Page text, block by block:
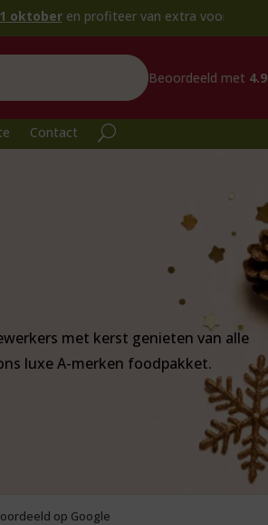
van extra voordeel!
Beoordeeld met 4.9
Contact
met kerst genieten van alle
luxe A-merken foodpakket.
op Google